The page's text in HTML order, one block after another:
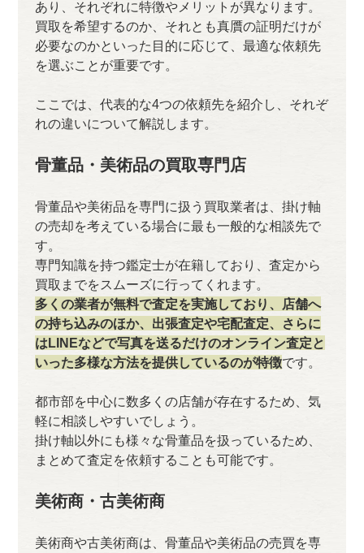
あり、それぞれに特徴やメリットが異なります。
買取を希望するのか、それとも真贋の証明だけが
必要なのかといった目的に応じて、最適な依頼先
を選ぶことが重要です。
ここでは、代表的な4つの依頼先を紹介し、それぞ
れの違いについて解説します。
骨董品・美術品の買取専門店
骨董品や美術品を専門に扱う買取業者は、掛け軸
の売却を考えている場合に最も一般的な相談先で
す。
専門知識を持つ鑑定士が在籍しており、査定から
買取までをスムーズに行ってくれます。
多くの業者が無料で査定を実施しており、店舗へ
の持ち込みのほか、出張査定や宅配査定、さらに
はLINEなどで写真を送るだけのオンライン査定と
いった多様な方法を提供しているのが特徴です。
都市部を中心に数多くの店舗が存在するため、気
軽に相談しやすいでしょう。
掛け軸以外にも様々な骨董品を扱っているため、
まとめて査定を依頼することも可能です。
美術商・古美術商
美術商や古美術商は、骨董品や美術品の売買を専